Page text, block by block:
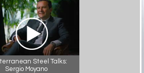
Steel Talks:
Sergio Moyano